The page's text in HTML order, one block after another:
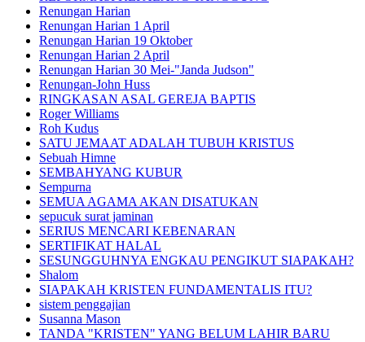
Renungan Harian
Renungan Harian 1 April
Renungan Harian 19 Oktober
Renungan Harian 2 April
Renungan Harian 30 Mei-"Janda Judson"
Renungan-John Huss
RINGKASAN ASAL GEREJA BAPTIS
Roger Williams
Roh Kudus
SATU JEMAAT ADALAH TUBUH KRISTUS
Sebuah Himne
SEMBAHYANG KUBUR
Sempurna
SEMUA AGAMA AKAN DISATUKAN
sepucuk surat jaminan
SERIUS MENCARI KEBENARAN
SERTIFIKAT HALAL
SESUNGGUHNYA ENGKAU PENGIKUT SIAPAKAH?
Shalom
SIAPAKAH KRISTEN FUNDAMENTALIS ITU?
sistem penggajian
Susanna Mason
TANDA "KRISTEN" YANG BELUM LAHIR BARU